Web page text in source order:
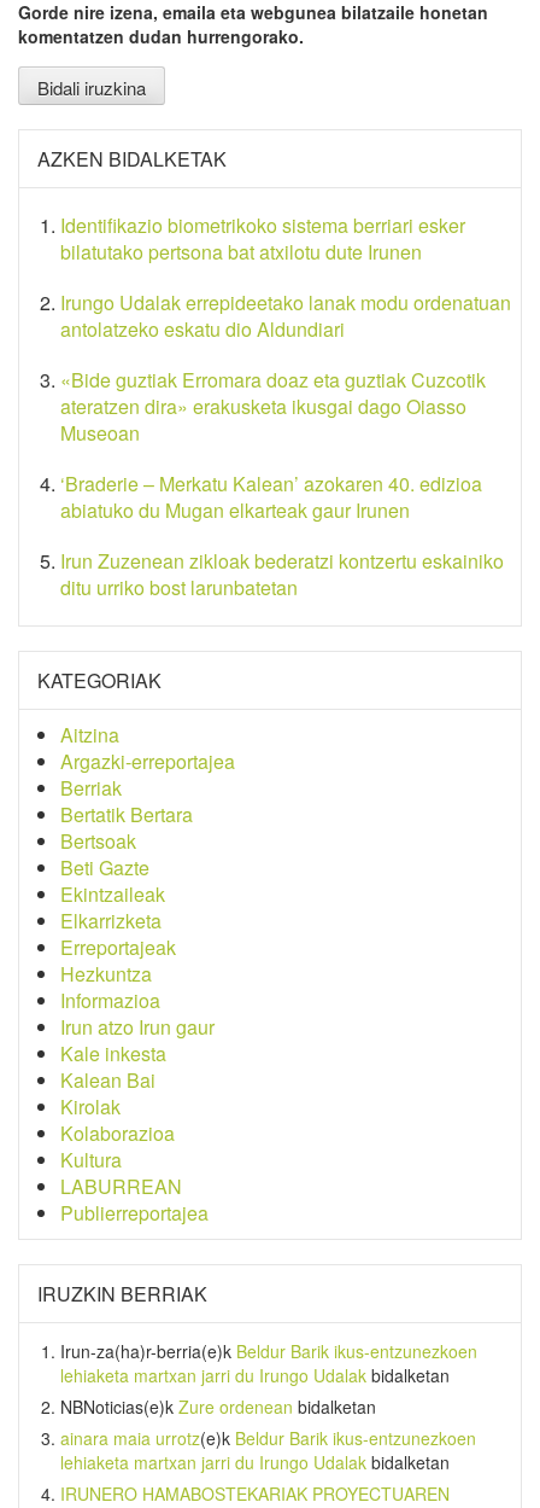
Gorde nire izena, emaila eta webgunea bilatzaile honetan
komentatzen dudan hurrengorako.
AZKEN BIDALKETAK
Identifikazio biometrikoko sistema berriari esker
bilatutako pertsona bat atxilotu dute Irunen
Irungo Udalak errepideetako lanak modu ordenatuan
antolatzeko eskatu dio Aldundiari
«Bide guztiak Erromara doaz eta guztiak Cuzcotik
ateratzen dira» erakusketa ikusgai dago Oiasso
Museoan
‘Braderie – Merkatu Kalean’ azokaren 40. edizioa
abiatuko du Mugan elkarteak gaur Irunen
Irun Zuzenean zikloak bederatzi kontzertu eskainiko
ditu urriko bost larunbatetan
KATEGORIAK
Aitzina
Argazki-erreportajea
Berriak
Bertatik Bertara
Bertsoak
Beti Gazte
Ekintzaileak
Elkarrizketa
Erreportajeak
Hezkuntza
Informazioa
Irun atzo Irun gaur
Kale inkesta
Kalean Bai
Kirolak
Kolaborazioa
Kultura
LABURREAN
Publierreportajea
IRUZKIN BERRIAK
Irun-za(ha)r-berria(e)k Beldur Barik ikus-entzunezkoen
lehiaketa martxan jarri du Irungo Udalak bidalketan
NBNoticias(e)k Zure ordenean bidalketan
ainara maia urrotz(e)k Beldur Barik ikus-entzunezkoen
lehiaketa martxan jarri du Irungo Udalak bidalketan
IRUNERO HAMABOSTEKARIAK PROYECTUAREN